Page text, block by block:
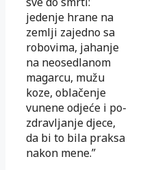
jedenje hrane na
zemlji zajedno sa
robovima, jahanje
na ne­o­sedlanom
magarcu, mužu
koze, oblačenje
vunene odjeće i po­
zdrav­­ljanje djece,
da bi to bila praksa
nakon mene.”